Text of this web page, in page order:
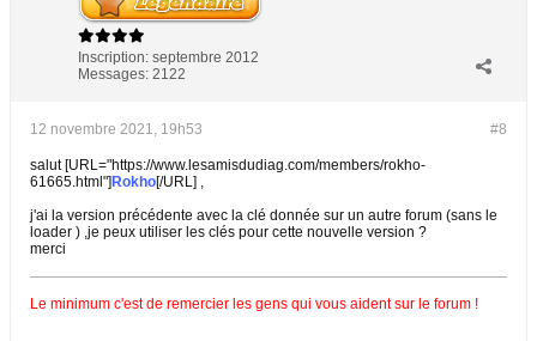
Inscription: septembre 2012
Messages: 2122
#8
12 novembre 2021, 19h53
salut [URL="https://www.lesamisdudiag.com/members/rokho-
61665.html"] Rokho[/URL] ,
j'ai la version précédente avec la clé donnée sur un autre forum (sans le
loader ) ,je peux utiliser les clés pour cette nouvelle version ?
merci
Le minimum c'est de remercier les gens qui vous aident sur le forum !